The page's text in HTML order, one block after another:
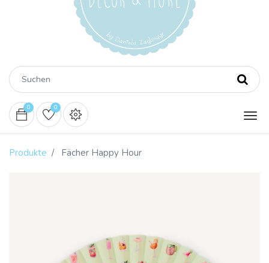
0 0
Produkte Fächer Happy Hour